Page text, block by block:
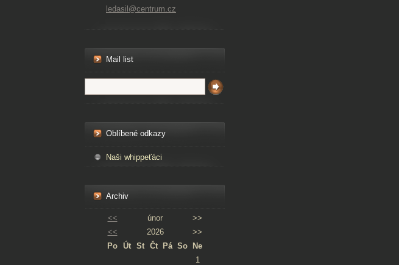
ledasil@centrum.cz
Mail list
Oblíbené odkazy
Naši whippeťáci
Archiv
<< únor
>>
<<
2026
>>
Po Út St Čt Pá So
Ne
1